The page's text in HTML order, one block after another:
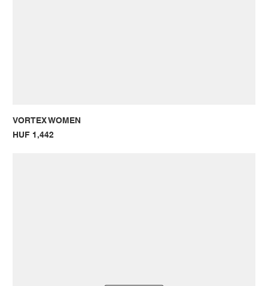
VORTEX WOMEN
Price
HUF 1,442